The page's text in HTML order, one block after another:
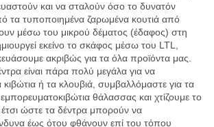
και να σταλούν όσο το δυνατόν
τα τυποποιημένα ζαρωμένα κουτιά από
μέσω του μικρού δέματος (έδαφος) στη
εκείνο το σκάφος μέσω του LTL,
ακριβώς για τα όλα προϊόντα μας.
είναι πάρα πολύ μεγάλα για να
ή τα κλουβιά, συμβαλλόμαστε για τα
θάλασσας και χτίζουμε το
έτσι ώστε τα δέντρα μπορούν να
έως ότου φθάνουν επί του τόπου